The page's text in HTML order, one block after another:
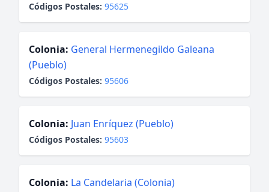
Códigos Postales: 95625
Colonia: General Hermenegildo Galeana
(Pueblo)
Códigos Postales: 95606
Colonia: Juan Enríquez (Pueblo)
Códigos Postales: 95603
Colonia: La Candelaria (Colonia)